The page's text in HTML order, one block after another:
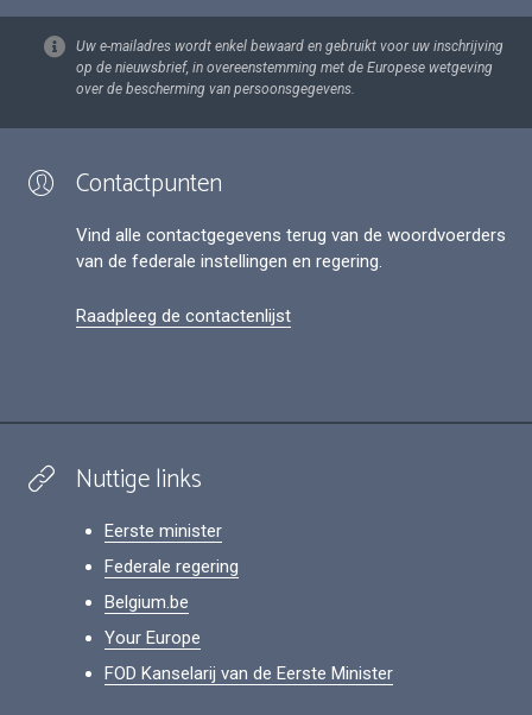
Uw e-mailadres wordt enkel bewaard en gebruikt voor uw inschrijving
op de nieuwsbrief, in overeenstemming met de Europese wetgeving
over de bescherming van persoonsgegevens.
Contactpunten
Vind alle contactgegevens terug van de woordvoerders
van de federale instellingen en regering.
Raadpleeg de contactenlijst
Nuttige links
Eerste minister
Federale regering
Belgium.be
Your Europe
FOD Kanselarij van de Eerste Minister